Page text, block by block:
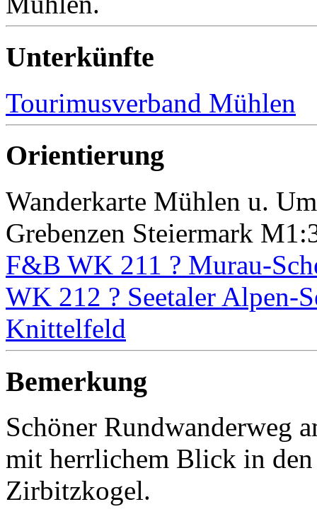
Unterkünfte
Tourimusverband Mühlen
Orientierung
Wanderkarte Mühlen u.
Grebenzen Steiermark
F&B WK 211 ? Murau-
WK 212 ? Seetaler Alpen-
Knittelfeld
Bemerkung
Schöner Rundwanderweg
mit herrlichem Blick in den
Zirbitzkogel.